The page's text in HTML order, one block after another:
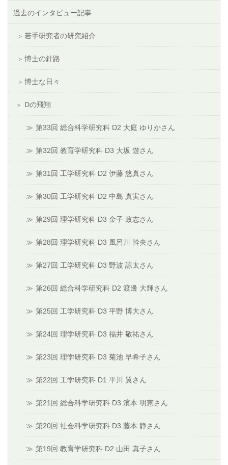
過去のインタビュー記事
若手研究者の研究紹介
博士の針路
博士な日々
Dの飛翔
第33回 総合科学研究科 D2 大庭 ゆりかさん
第32回 教育学研究科 D3 大坂 遊さん
第31回 工学研究科 D2 伊藤 悠真さん
第30回 工学研究科 D2 中島 真実さん
第29回 理学研究科 D3 金子 政志さん
第28回 理学研究科 D3 風呂川 幹央さん
第27回 工学研究科 D3 野波 諒太さん
第26回 総合科学研究科 D2 渡邊 大輝さん
第25回 工学研究科 D3 平野 博大さん
第24回 理学研究科 D3 福井 敬祐さん
第23回 理学研究科 D3 菊池 早希子さん
第22回 工学研究科 D1 平川 翼さん
第21回 総合科学研究科 D3 濱本 明恵さん
第20回 社会科学研究科 D3 藤本 静さん
第19回 教育学研究科 D2 山田 真子さん